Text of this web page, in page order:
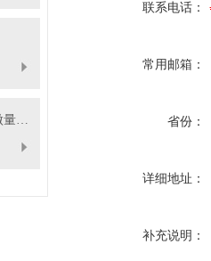
超氧阴离子清除能力测试盒（微量法）检测原理
联系电话：
常用邮箱：
省份：
详细地址：
补充说明：